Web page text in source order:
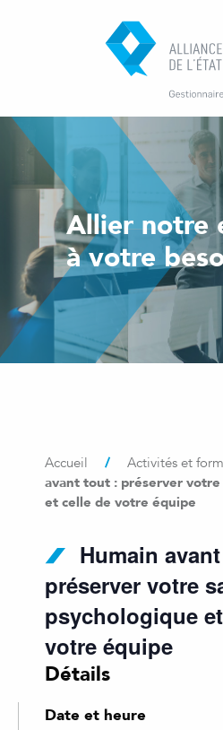
Allier notre
à votre
Accueil / Activités et
avant tout : préserver
et celle de votre équipe
Humain
préserver votre
psychologique
votre équipe
Détails
Date et heure